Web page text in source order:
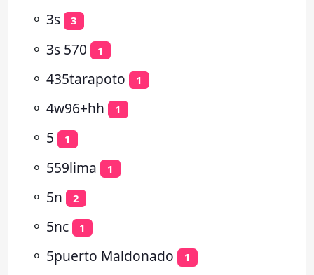
⚬ 3s 3
⚬ 3s 570 1
⚬ 435tarapoto 1
⚬ 4w96+hh 1
⚬ 5 1
⚬ 559lima 1
⚬ 5n 2
⚬ 5nc 1
⚬ 5puerto Maldonado 1